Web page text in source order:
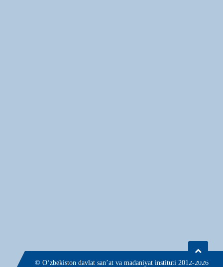
© О‘zbekiston davlat san’at va madaniyat instituti 2012-2026